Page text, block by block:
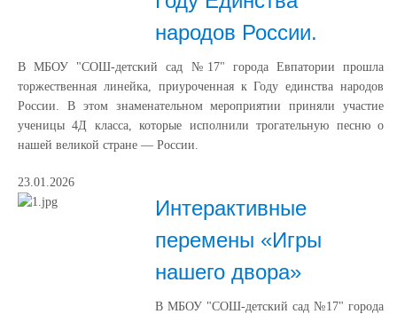
народов России.
В МБОУ "СОШ-детский сад №17" города Евпатории прошла
торжественная линейка, приуроченная к Году единства народов
России. В этом знаменательном мероприятии приняли участие
ученицы 4Д класса, которые исполнили трогательную песню о
нашей великой стране — России.
23.01.2026
Интерактивные
перемены «Игры
нашего двора»
В МБОУ "СОШ-детский сад №17" города